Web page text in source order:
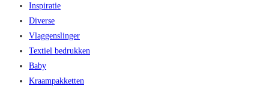
Inspiratie
Diverse
Vlaggenslinger
Textiel bedrukken
Baby
Kraampakketten